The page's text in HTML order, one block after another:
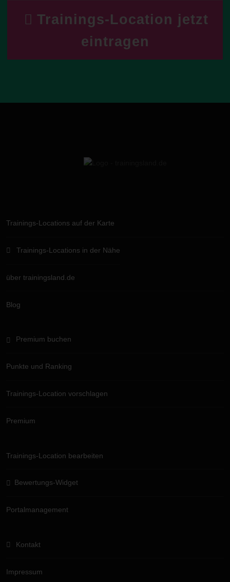
Trainings-Location jetzt
eintragen
Trainings-Locations auf der Karte
Trainings-Locations in der Nähe
über trainingsland.de
Blog
Premium buchen
Punkte und Ranking
Trainings-Location vorschlagen
Premium
Trainings-Location bearbeiten
Bewertungs-Widget
Portalmanagement
Kontakt
Impressum